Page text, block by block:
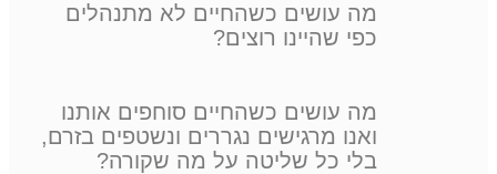
מה עושים כשהחיים לא מתנהלים
כפי שהיינו רוצים?
מה עושים כשהחיים סוחפים אותנו
ואנו מרגישים נגררים ונשטפים בזרם,
בלי כל שליטה על מה שקורה?